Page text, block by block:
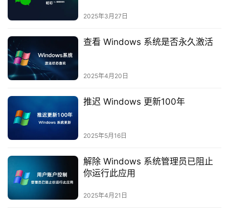
2025年3月27日
查看 Windows 系统是否永久激活
2025年4月20日
推迟 Windows 更新100年
2025年5月16日
解除 Windows 系统管理员已阻止
你运行此应用
2025年4月21日